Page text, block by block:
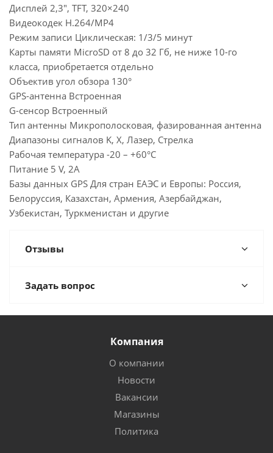
Дисплей 2,3″, TFT, 320×240
Видеокодек H.264/MP4
Режим записи Циклическая: 1/3/5 минут
Карты памяти MicroSD от 8 до 32 Гб, не ниже 10-го
класса, приобретается отдельно
Объектив угол обзора 130°
GPS-антенна Встроенная
G-сенсор Встроенный
Тип антенны Микрополосковая, фазированная антенна
Диапазоны сигналов K, X, Лазер, Стрелка
Рабочая температура -20 – +60°С
Питание 5 V, 2A
Базы данных GPS Для стран ЕАЭС и Европы: Россия,
Белоруссия, Казахстан, Армения, Азербайджан,
Узбекистан, Туркменистан и другие
Отзывы
Задать вопрос
Компания
О компании
Новости
Вакансии
Магазины
Политика